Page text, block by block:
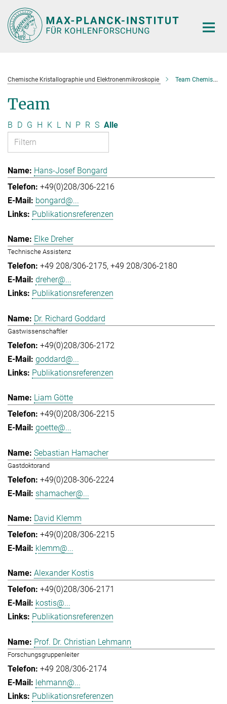
Hauptinhalt
Chemische Kristallographie und Elektronenmikroskopie Team Chemische Kristallographie und Elektronenmikroskopie
Team
B D G H K L N P R S Alle
Hans-Josef Bongard
+49(0)208/306-2216
bongard@...
Publikationsreferenzen
Elke Dreher
Technische Assistenz
+49 208/306-2175 +49 208/306-2180
dreher@...
Publikationsreferenzen
Dr. Richard Goddard
Gastwissenschaftler
+49(0)208/306-2172
goddard@...
Publikationsreferenzen
Liam Götte
+49(0)208/306-2215
goette@...
Sebastian Hamacher
Gastdoktorand
+49(0)208-306-2224
shamacher@...
David Klemm
+49(0)208/306-2215
klemm@...
Alexander Kostis
+49(0)208/306-2171
kostis@...
Publikationsreferenzen
Prof. Dr. Christian Lehmann
Forschungsgruppenleiter
+49 208/306-2174
lehmann@...
Publikationsreferenzen